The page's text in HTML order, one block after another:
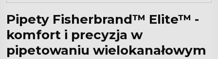
Pipety Fisherbrand™ Elite™ -
komfort i precyzja w
pipetowaniu wielokanałowym